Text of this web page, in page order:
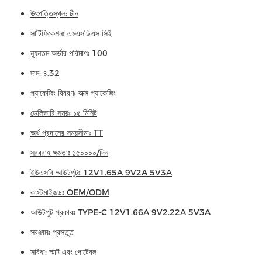
উৎপত্তিস্থল: চীন
সার্টিফিকেশনঃ এমএসডিএস সিই
ন্যূনতম অর্ডার পরিমাণঃ 100
দাম: ৪.32
প্যাকেজিং বিবরণঃ বাক্স প্যাকেজিং
ডেলিভারি সময়ঃ ১৫ মিনিট
অর্থ প্রদানের সময়সীমাঃ TT
সরবরাহ ক্ষমতাঃ ১৫০০০০/দিন
ইউএসবি আউটপুটঃ 12V1.65A 9V2A 5V3A
কাস্টমাইজডঃ OEM/ODM
আউটপুট প্রকারঃ TYPE-C 12V1.66A 9V2.22A 5V3A
সরঞ্জামঃ প্রস্তুত
সুবিধা: স্মার্ট এবং পোর্টেবল